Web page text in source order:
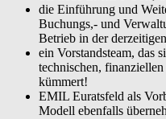
die Einführung und
Buchungs,- und
Betrieb in der
ein Vorstandsteam, das
technischen,
kümmert!
EMIL Euratsfeld als
Modell ebenfalls